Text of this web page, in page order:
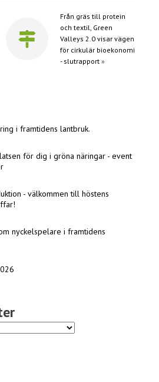
Från gräs till protein
och textil, Green
Valleys 2.0 visar vägen
för cirkulär bioekonomi
- slutrapport »
i framtidens lantbruk.
för dig i gröna näringar - event
- välkommen till höstens
nyckelspelare i framtidens